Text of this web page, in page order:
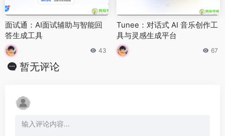
面试通：AI面试辅助与智能回
答生成工具
43
Tunee：对话式 AI 音乐创作工
具与灵感生成平台
67
暂无评论